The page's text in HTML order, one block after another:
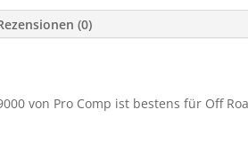
(0)
von Pro Comp ist bestens für Off